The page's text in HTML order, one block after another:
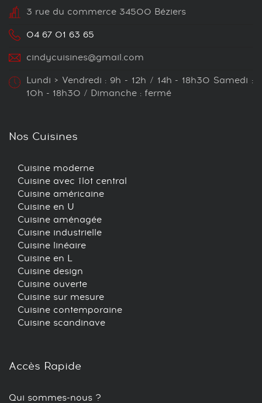
3 rue du commerce 34500 Béziers
04 67 01 63 65
cindycuisines@gmail.com
Lundi > Vendredi : 9h - 12h / 14h - 18h30 Samedi :
10h - 18h30 / Dimanche : fermé
Nos Cuisines
Cuisine moderne
Cuisine avec îlot central
Cuisine américaine
Cuisine en U
Cuisine aménagée
Cuisine industrielle
Cuisine linéaire
Cuisine en L
Cuisine design
Cuisine ouverte
Cuisine sur mesure
Cuisine contemporaine
Cuisine scandinave
Accès Rapide
Qui sommes-nous ?